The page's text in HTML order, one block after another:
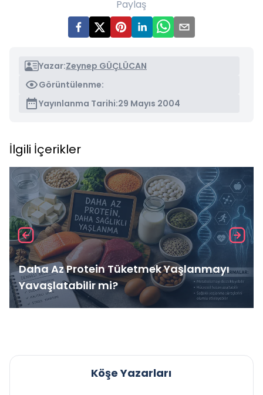
Paylaş
Yazar:Zeynep GÜÇLÜCAN
Görüntülenme:
Yayınlanma Tarihi:29 Mayıs 2004
İlgili İçerikler
Daha Az Protein Tüketmek Yaşlanmayı
Yavaşlatabilir mi?
Köşe Yazarları